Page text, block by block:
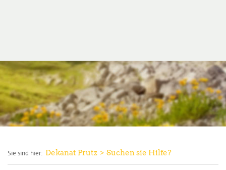
Sie sind hier: Dekanat Prutz Suchen sie Hilfe?